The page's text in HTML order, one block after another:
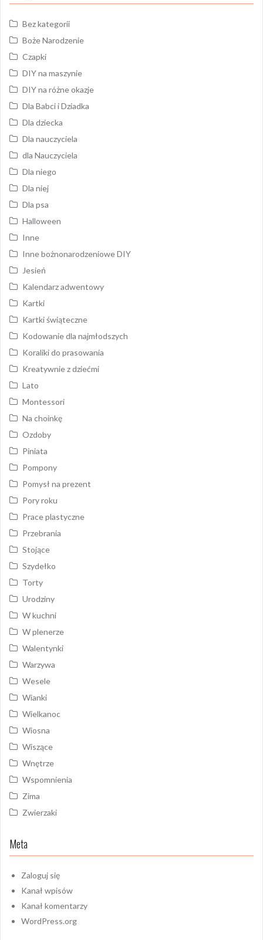
Bez kategorii
Boże Narodzenie
Czapki
DIY na maszynie
DIY na różne okazje
Dla Babci i Dziadka
Dla dziecka
Dla nauczyciela
dla Nauczyciela
Dla niego
Dla niej
Dla psa
Halloween
Inne
Inne bożnonarodzeniowe DIY
Jesień
Kalendarz adwentowy
Kartki
Kartki świąteczne
Kodowanie dla najmłodszych
Koraliki do prasowania
Kreatywnie z dziećmi
Lato
Montessori
Na choinkę
Ozdoby
Piniata
Pompony
Pomysł na prezent
Pory roku
Prace plastyczne
Przebrania
Stojące
Szydełko
Torty
Urodziny
W kuchni
W plenerze
Walentynki
Warzywa
Wesele
Wianki
Wielkanoc
Wiosna
Wiszące
Wnętrze
Wspomnienia
Zima
Zwierzaki
Meta
Zaloguj się
Kanał wpisów
Kanał komentarzy
WordPress.org